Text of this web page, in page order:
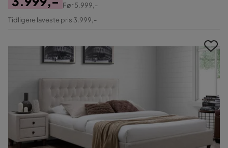
Pris
Original
Før5.999,-
Tidligere laveste pris 3.999,-